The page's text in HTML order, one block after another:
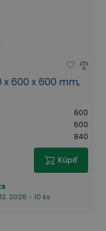
x 600 x 600 mm,
600
600
840
Kúpiť
2026 - 10 ks